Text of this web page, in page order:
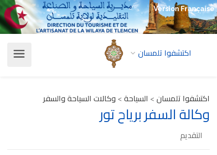
Version Française
اكتشفوا تلمسان
اكتشفوا تلمسان> السياحة> وكالات السياحة والسفر
وكالة السفر برياح تور
التقديم